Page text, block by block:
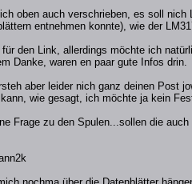
oben auch verschrieben, es soll
entnehmen konnte), wie der
für den Link, allerdings möchte ich
Danke, waren en paar gute Infos drin.
aber leider nich ganz deinen Post
wie gesagt, ich möchte ja kein
Frage zu den Spulen...sollen die